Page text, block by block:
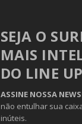
SEJA O
MAIS
DO LINE
ASSINE NOSSA
não entulhar sua
inúteis.